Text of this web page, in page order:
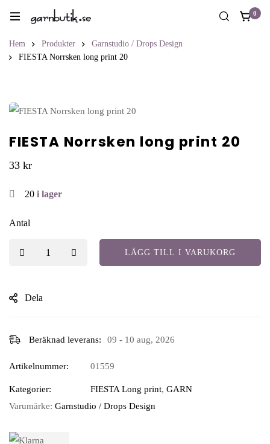
0
Hem Produkter
Garnstudio / Drops Design
FIESTA Norrsken long print 20
FIESTA Norrsken long print 20
33 kr
20 i lager
Antal
LÄGG TILL I VARUKORG
Dela
Beräknad leverans: 09 - 10 aug, 2026
Artikelnummer: 01559
Kategorier: FIESTA Long print, GARN
Varumärke: Garnstudio / Drops Design